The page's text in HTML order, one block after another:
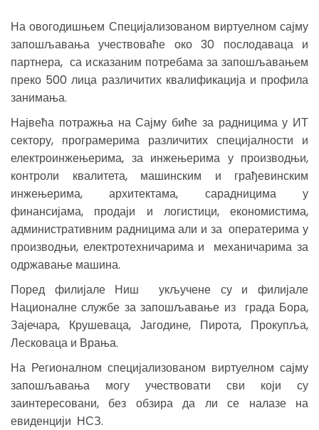
На овогодишњем Специјализованом виртуелном сајму
запошљавања учествоваће око 30 послодаваца и
партнера, са исказаним потребама за запошљавањем
преко 500 лица различитих квалификација и профила
занимања.
Највећа потражња на Сајму биће за радницима у ИТ
сектору, програмерима различитих специјалности и
електроинжењерима, за инжењерима у производњи,
контроли квалитета, машинским и грађевинским
инжењерима, архитектама, сарадницима у
финансијама, продаји и логистици, економистима,
административним радницима али и за оператерима у
производњи, електротехничарима и механичарима за
одржавање машина.
Поред филијале Ниш укључене су и филијале
Националне службе за запошљавање из града Бора,
Зајечара, Крушеваца, Јагодине, Пирота, Прокупља,
Лесковаца и Врања.
На Регионалном специјализованом виртуелном сајму
запошљавања могу учествовати сви који су
заинтересовани, без обзира да ли се налазе на
евиденцији НСЗ.